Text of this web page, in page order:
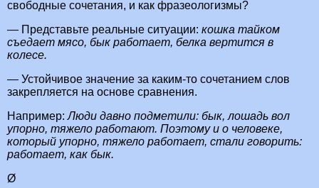
свободные сочетания, и как фразеологизмы?
— Представьте реальные ситуации: кошка тайком
съедает мясо, бык работает, белка вертится в
колесе.
— Устойчивое значение за каким-то сочетанием слов
закрепляется на основе сравнения.
Например:Люди давно подметили: бык, лошадь вол
упорно, тяжело работают. Поэтому и о человеке,
который упорно, тяжело работает, стали говорить:
работает, как бык.
Ø